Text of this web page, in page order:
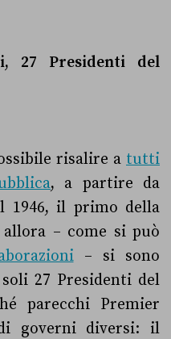
27 Presidenti del
risalire a tutti
, a partire da
1946, il primo della
– come si può
– si sono
27 Presidenti del
parecchi Premier
governi diversi: il